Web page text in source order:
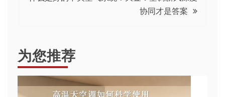
协同才是答案
为您推荐